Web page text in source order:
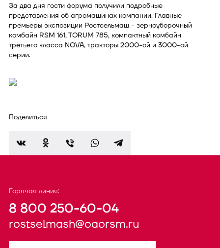
За два дня гости форума получили подробные
представления об агромашинах компании. Главные
премьеры экспозиции Ростсельмаш - зерноуборочный
комбайн RSM 161, TORUM 785, компактный комбайн
третьего класса NOVA, тракторы 2000-ой и 3000-ой
серии.
Поделиться
Горячая линия:
8 800 250-60-04
rostselmash@oaorsm.ru